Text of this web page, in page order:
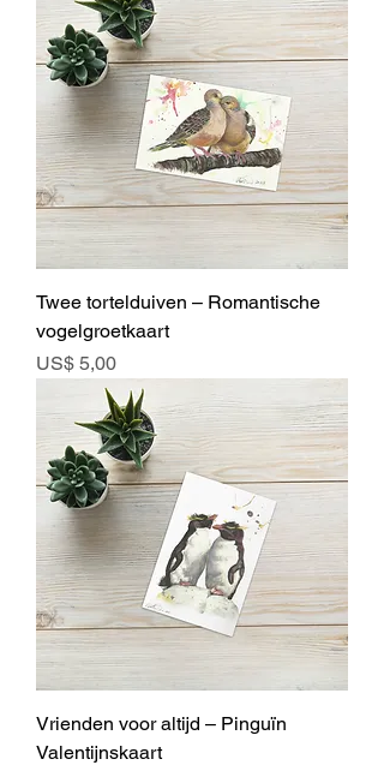
Twee tortelduiven – Romantische
vogelgroetkaart
Prijs
US$ 5,00
Vrienden voor altijd – Pinguïn
Valentijnskaart